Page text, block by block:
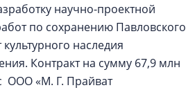
научно-проектной
по сохранению Павловского
наследия
Контракт на сумму 67,9 млн
ООО «М. Г. Прайват